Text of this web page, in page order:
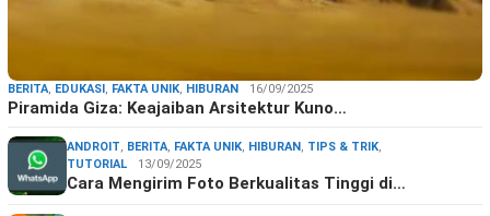
BERITA, EDUKASI , FAKTA UNIK, HIBURAN 16/09/2025
Piramida Giza: Keajaiban Arsitektur Kuno…
ANDROIT, BERITA, FAKTA UNIK, HIBURAN , TIPS & TRIK,
TUTORIAL
13/09/2025
Cara Mengirim Foto Berkualitas Tinggi di…